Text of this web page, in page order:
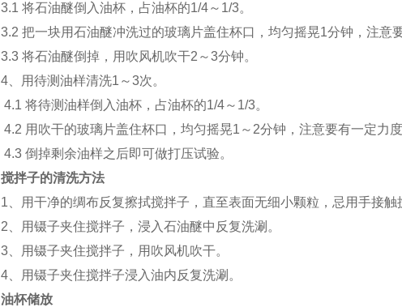
3.1 将石油醚倒入油杯，占油杯的1/4～1/3。
3.2 把一块用石油醚冲洗过的玻璃片盖住杯口，均匀摇晃1分钟，注意
3.3 将石油醚倒掉，用吹风机吹干2～3分钟。
4、用待测油样清洗1～3次。
4.1 将待测油样倒入油杯，占油杯的1/4～1/3。
4.2 用吹干的玻璃片盖住杯口，均匀摇晃1～2分钟，注意要有一定力度
4.3 倒掉剩余油样之后即可做打压试验。
搅拌子的清洗方法
1、用干净的绸布反复擦拭搅拌子，直至表面无细小颗粒，忌用手接触
2、用镊子夹住搅拌子，浸入石油醚中反复洗涮。
3、用镊子夹住搅拌子，用吹风机吹干。
4、用镊子夹住搅拌子浸入油内反复洗涮。
油杯储放